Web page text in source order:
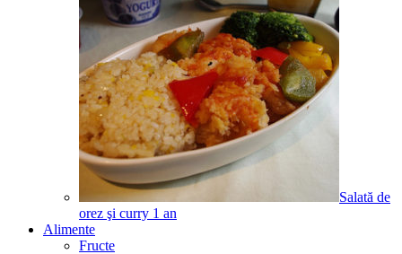
Salată de
orez şi curry 1 an
Alimente
Fructe